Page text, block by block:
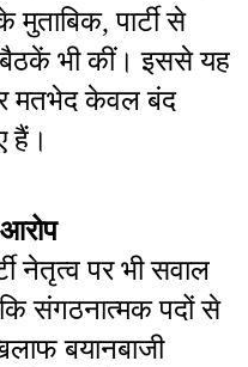
मुताबिक, पार्टी से
भी कीं। इससे यह
मतभेद केवल बंद
हैं।
नेतृत्व पर भी सवाल
कि संगठनात्मक पदों से
बयानबाजी